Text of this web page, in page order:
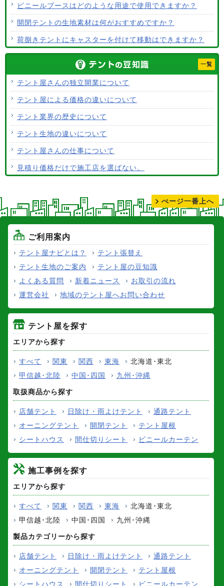
ビニールブースはどのような用途で使用できますか？
開閉テントの生地素材は何がおすすめですか？
荷捌きテントにキャスターを付けて移動はできますか？
使用するテント生地の違いは？
ALCなどにオーニングは設置できますか？
テント生地はクリーニングできますか？
一覧
テント屋さんの独立開業について
テント屋による価格の違いについて
テント業界の歴史について
テント生地の違いについて
テント屋さんの仕事について
見積り価格だけで施工店を選ばない。
ぺージ一番上へ
ご利用案内
テント屋ナビとは？
テント張替え
テント生地のご案内
テント屋の豆知識
よくある質問
新着ニュース
お取引の流れ
運営会社
地域のテント屋へお問い合わせ
テント屋を探す
エリアから探す
すべて 関東 関西 東海
北海道･東北
甲信越･北陸
中国･四国 九州･沖縄
取扱商品から探す
店舗テント 日除け・雨よけテント
通路テント
オーニングテント
開閉テント
テント屋根
シートハウス
間仕切りシート ビニールカーテン
施工事例を探す
エリアから探す
すべて 関東 関西 東海
北海道･東北
甲信越･北陸
中国･四国 九州･沖縄
製品カテゴリーから探す
店舗テント 日除け・雨よけテント
通路テント
オーニングテント
開閉テント
テント屋根
シートハウス
間仕切りシート ビニールカーテン